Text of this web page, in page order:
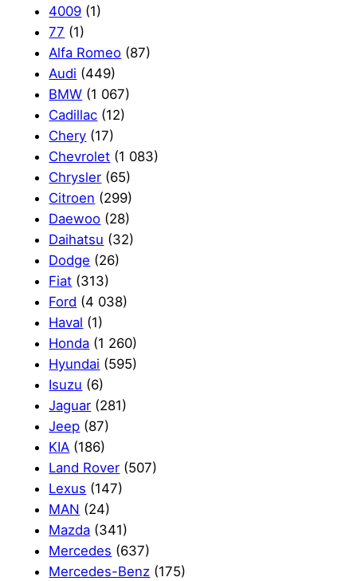
4009 (1)
77 (1)
Alfa Romeo (87)
Audi (449)
BMW (1 067)
Cadillac (12)
Chery (17)
Chevrolet (1 083)
Chrysler (65)
Citroen (299)
Daewoo (28)
Daihatsu (32)
Dodge (26)
Fiat (313)
Ford (4 038)
Haval (1)
Honda (1 260)
Hyundai (595)
Isuzu (6)
Jaguar (281)
Jeep (87)
KIA (186)
Land Rover (507)
Lexus (147)
MAN (24)
Mazda (341)
Mercedes (637)
Mercedes-Benz (175)